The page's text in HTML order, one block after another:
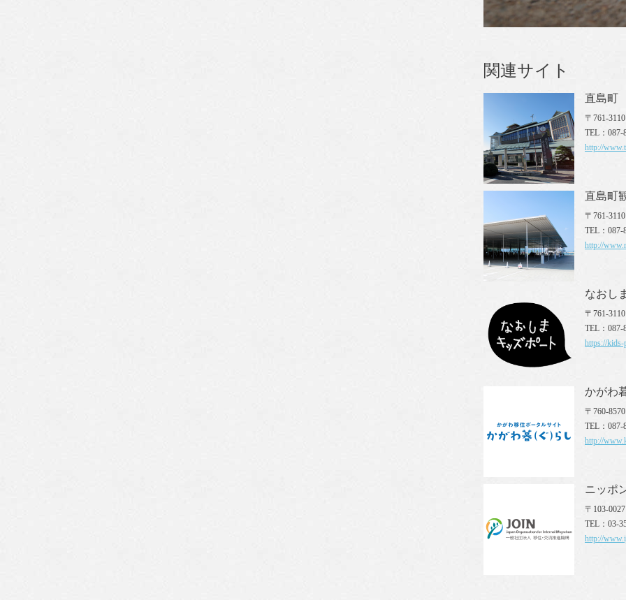
関連サイト
直島町
〒761-
TEL：087-
http://
直島町
〒761-
TEL：087-
http://
なおし
〒761-
TEL：087-
https://kids-
かがわ
〒760-
TEL：087-
http://
ニッポ
〒103-
TEL：03-
http://